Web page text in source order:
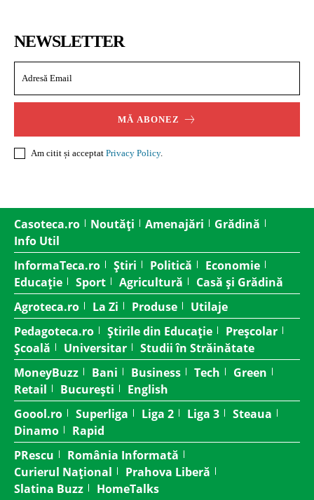
NEWSLETTER
MĂ ABONEZ
Am citit și acceptat Privacy Policy.
Casoteca.ro Noutăți Amenajări
Grădină
Info Util
InformaTeca.ro
Știri Politică
Economie
Educație
Sport Agricultură
Casă și Grădină
Agroteca.ro
La Zi Produse
Utilaje
Pedagoteca.ro
Știrile din Educație
Preșcolar
Școală
Universitar
Studii în Străinătate
MoneyBuzz
Bani Business Tech
Green
Retail
București
English
Goool.ro
Superliga Liga 2 Liga 3
Steaua
Dinamo
Rapid
PRescu
România Informată
Curierul Național
Prahova Liberă
Slatina Buzz
HomeTalks